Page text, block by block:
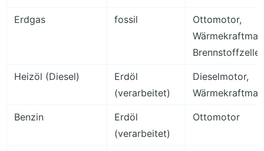
Erdgas fossil
Ottomotor,
Brennstoffzelle
Heizöl (Diesel)
Erdöl
(verarbeitet)
Dieselmotor,
Benzin
Erdöl
(verarbeitet)
Ottomotor